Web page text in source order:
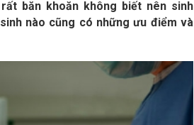
băn khoăn không biết nên sinh
nào cũng có những ưu điểm và